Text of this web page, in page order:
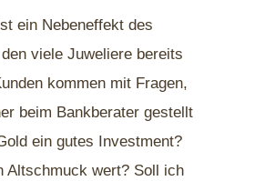
ein Nebeneffekt des
viele Juweliere bereits
kommen mit Fragen,
beim Bankberater gestellt
ein gutes Investment?
Altschmuck wert? Soll ich